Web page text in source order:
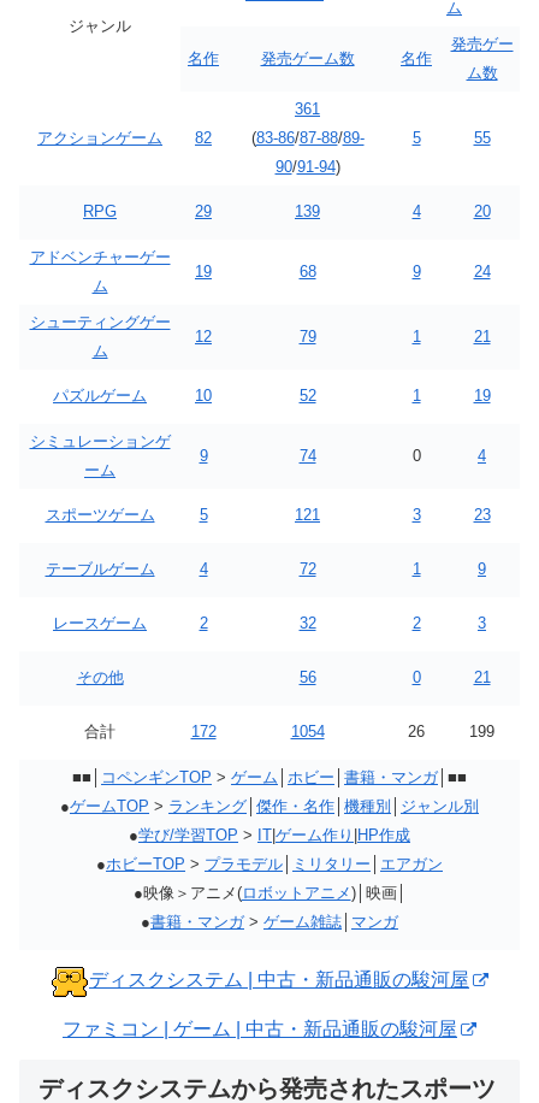
ジャンル
ム
名作 発売ゲーム数 名作
発売ゲー
ム数
アクションゲーム 82
361
(83-86/87-88/89-
90/91-94)
5 55
RPG 29 139 4 20
アドベンチャーゲー
ム
19 68 9 24
シューティングゲー
ム
12 79 1 21
パズルゲーム 10 52 1 19
シミュレーションゲ
ーム
9 74 0 4
スポーツゲーム 5 121 3 23
テーブルゲーム 4 72 1 9
レースゲーム 2 32 2 3
その他 56 0 21
合計 172 1054 26 199
■■│ コペンギンTOP > ゲーム ホビー 書籍・マンガ│■■
●ゲームTOP > ランキング 傑作・名作 機種別
ジャンル別
●学び/学習TOP > IT ゲーム作り HP作成
●ホビーTOP > プラモデル ミリタリー
エアガン
●映像＞アニメ(ロボットアニメ)│映画│
●書籍・マンガ> ゲーム雑誌 マンガ
ディスクシステム | 中古・新品通販の駿河屋
ファミコン | ゲーム | 中古・新品通販の駿河屋
ディスクシステムから発売されたスポーツ